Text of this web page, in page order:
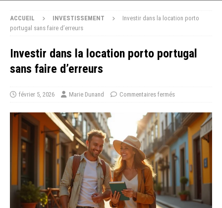
ACCUEIL INVESTISSEMENT
Investir dans la location porto
portugal sans faire d’erreurs
Investir dans la location porto portugal
sans faire d’erreurs
février 5, 2026 Marie Dunand Commentaires fermés